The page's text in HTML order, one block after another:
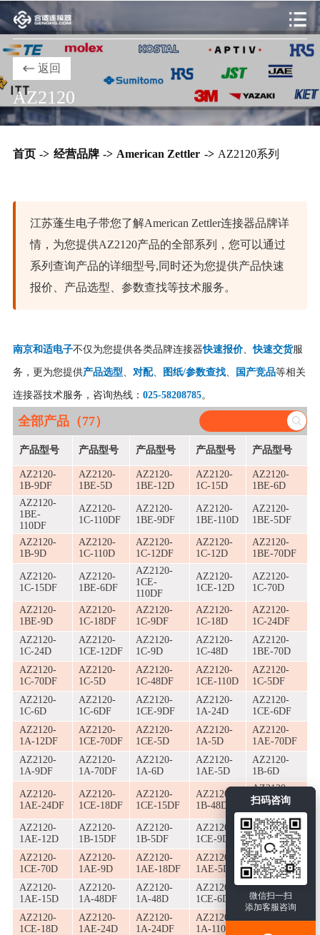
扫码咨询
微信扫一扫
添加客服咨询
返回
AZ2120
首页 -> 经营品牌 -> American Zettler -> AZ2120系列
江苏蓬生电子带您了解American Zettler连接器品牌详
情，为您提供AZ2120产品的全部系列，您可以通过
系列查询产品的详细型号,同时还为您提供产品快速
报价、产品选型、参数查找等技术服务。
南京和适电子不仅为您提供各类品牌连接器快速报价、快速交货服
务，更为您提供产品选型 对配、 图纸/参数查找、 国产竞品等相关
连接器技术服务，咨询热线： 025-58208785。
全部产品（77）
产品型号 产品型号 产品型号 产品型号 产品型号
AZ2120-
1B-9DF
AZ2120-
1BE-5D
AZ2120-
1BE-12D
AZ2120-
1C-15D
AZ2120-
1BE-6D
AZ2120-
1BE-
110DF
AZ2120-
1C-110DF
AZ2120-
1BE-9DF
AZ2120-
1BE-110D
AZ2120-
1BE-5DF
AZ2120-
1B-9D
AZ2120-
1C-110D
AZ2120-
1C-12DF
AZ2120-
1C-12D
AZ2120-
1BE-70DF
AZ2120-
1C-15DF
AZ2120-
1BE-6DF
AZ2120-
1CE-
110DF
AZ2120-
1CE-12D
AZ2120-
1C-70D
AZ2120-
1BE-9D
AZ2120-
1C-18DF
AZ2120-
1C-9DF
AZ2120-
1C-18D
AZ2120-
1C-24DF
AZ2120-
1C-24D
AZ2120-
1CE-12DF
AZ2120-
1C-9D
AZ2120-
1C-48D
AZ2120-
1BE-70D
AZ2120-
1C-70DF
AZ2120-
1C-5D
AZ2120-
1C-48DF
AZ2120-
1CE-110D
AZ2120-
1C-5DF
AZ2120-
1C-6D
AZ2120-
1C-6DF
AZ2120-
1CE-9DF
AZ2120-
1A-24D
AZ2120-
1CE-6DF
AZ2120-
1A-12DF
AZ2120-
1CE-70DF
AZ2120-
1CE-5D
AZ2120-
1A-5D
AZ2120-
1AE-70DF
AZ2120-
1A-9DF
AZ2120-
1A-70DF
AZ2120-
1A-6D
AZ2120-
1AE-5D
AZ2120-
1B-6D
AZ2120-
1AE-24DF
AZ2120-
1CE-18DF
AZ2120-
1CE-15DF
AZ2120-
1B-48DF
AZ2120-
1AE-
110DF
AZ2120-
1AE-12D
AZ2120-
1B-15DF
AZ2120-
1B-5DF
AZ2120-
1CE-9D
AZ2120-
1A-110DF
AZ2120-
1CE-70D
AZ2120-
1AE-9D
AZ2120-
1AE-18DF
AZ2120-
1AE-5DF
AZ2120-
1B-5D
AZ2120-
1AE-15D
AZ2120-
1A-48DF
AZ2120-
1A-48D
AZ2120-
1CE-6D
AZ2120-
1A-9D
AZ2120-
1CE-18D
AZ2120-
1AE-24D
AZ2120-
1A-24DF
AZ2120-
1A-110D